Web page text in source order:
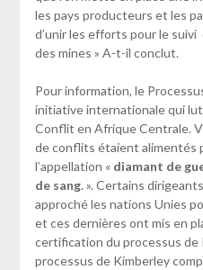
les pays producteurs et les
d’unir les efforts pour le
des mines » A-t-il conclut.
Pour information, le
initiative internationale qui
Conflit en Afrique Centrale.
de conflits étaient alimentés
l’appellation « diamant de
de sang. ». Certains
approché les nations Unies
et ces dernières ont mis en
certification du processus de
processus de Kimberley